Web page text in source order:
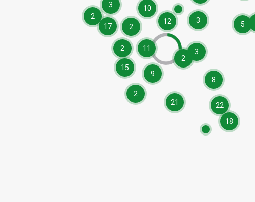
12
15
17
10
5
9
11
2
22
21
18
8
2
3
2
2
3
2 3